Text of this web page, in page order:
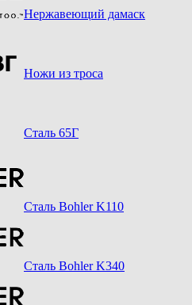
Нержавеющий дамаск
Ножи из троса
Сталь 65Г
Сталь Bohler K110
Сталь Bohler K340